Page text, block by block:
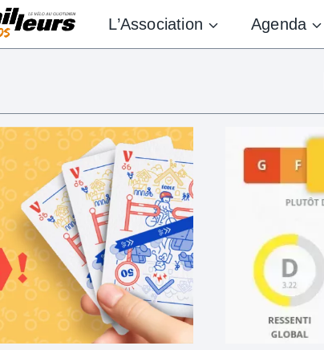
L’Association Agenda